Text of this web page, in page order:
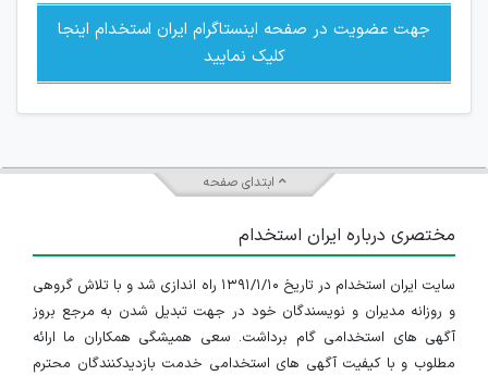
جهت عضویت در صفحه اینستاگرام ایران استخدام اینجا
کلیک نمایید
ابتدای صفحه
مختصری درباره ایران استخدام
سایت ایران استخدام در تاریخ ۱۳۹۱/۱/۱۰ راه اندازی شد و با تلاش گروهی
و روزانه مدیران و نویسندگان خود در جهت تبدیل شدن به مرجع بروز
آگهی های استخدامی گام برداشت. سعی همیشگی همکاران ما ارائه
مطلوب و با کیفیت آگهی های استخدامی خدمت بازدیدکنندگان محترم